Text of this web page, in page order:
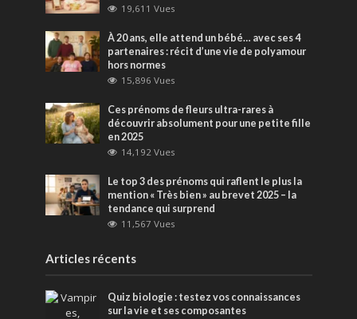
19,611 Vues
À 20 ans, elle attend un bébé… avec ses 4
partenaires : récit d’une vie de polyamour
hors normes
15,896 Vues
Ces prénoms de fleurs ultra-rares à
découvrir absolument pour une petite fille
en 2025
14,192 Vues
Le top 3 des prénoms qui raflent le plus la
mention « Très bien » au brevet 2025 – la
tendance qui surprend
11,567 Vues
Articles récents
Quiz biologie : testez vos connaissances
sur la vie et ses composantes